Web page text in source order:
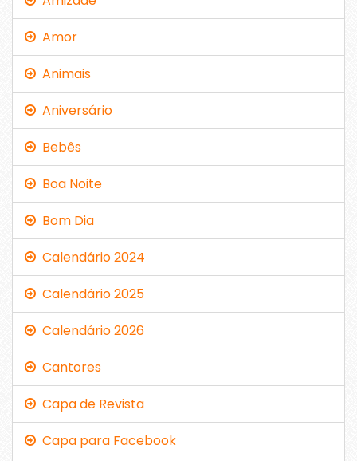
Amor
Animais
Aniversário
Bebês
Boa Noite
Bom Dia
Calendário 2024
Calendário 2025
Calendário 2026
Cantores
Capa de Revista
Capa para Facebook